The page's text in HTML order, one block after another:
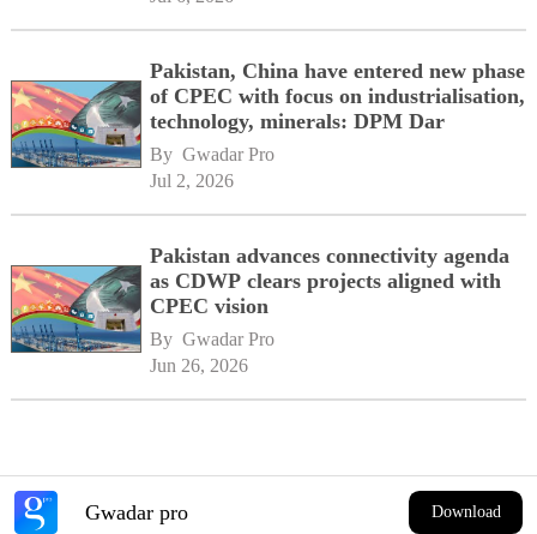
Pakistan, China have entered new phase
of CPEC with focus on industrialisation,
technology, minerals: DPM Dar
By Gwadar Pro
Jul 2, 2026
Pakistan advances connectivity agenda
as CDWP clears projects aligned with
CPEC vision
By Gwadar Pro
Jun 26, 2026
Gwadar pro Download